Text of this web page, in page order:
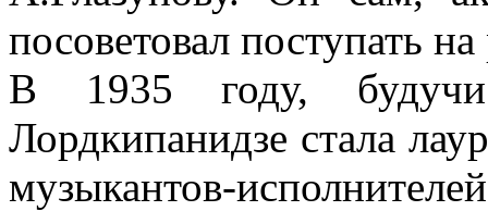
посоветовал поступать
В 1935 году, будучи
Лордкипанидзе стала
музыкантов-